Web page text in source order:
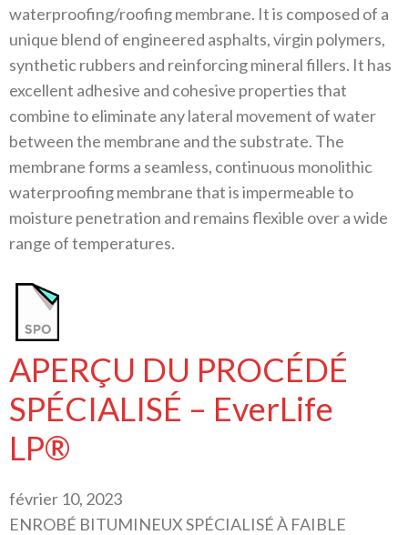
waterproofing/roofing membrane. It is composed of a
unique blend of engineered asphalts, virgin polymers,
synthetic rubbers and reinforcing mineral fillers. It has
excellent adhesive and cohesive properties that
combine to eliminate any lateral movement of water
between the membrane and the substrate. The
membrane forms a seamless, continuous monolithic
waterproofing membrane that is impermeable to
moisture penetration and remains flexible over a wide
range of temperatures.
APERÇU DU PROCÉDÉ
SPÉCIALISÉ – EverLife
LP®
février 10, 2023
ENROBÉ BITUMINEUX SPÉCIALISÉ À FAIBLE